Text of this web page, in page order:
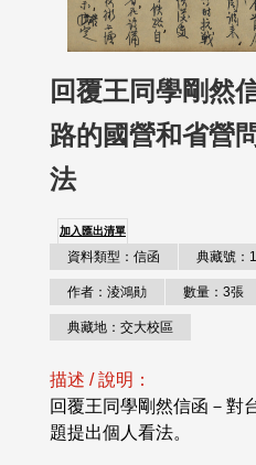
回覆王同學剛然
路的國營和省營
法
加入匯出清單
資料類型：信函 典藏號：
作者：淩鴻勛 數量：3張
典藏地：交大校區
描述 / 說明：
回覆王同學剛然信函－對
題提出個人看法。